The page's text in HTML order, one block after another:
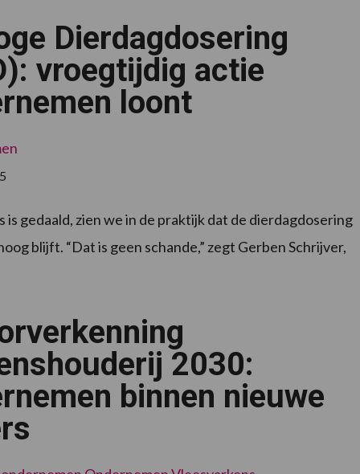
Dierdagdosering
vroegtijdig actie
loont
gedaald, zien we in de praktijk dat de dierdagdosering
blijft. “Dat is geen schande,” zegt Gerben Schrijver,
2030:
binnen nieuwe